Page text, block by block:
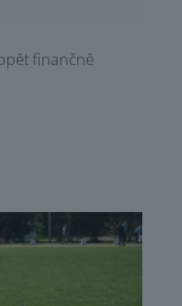
finančně